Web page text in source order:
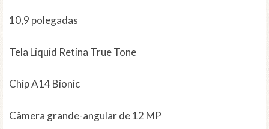
10,9 polegadas
Tela Liquid Retina True Tone
Chip A14 Bionic
Câmera grande-angular de 12 MP